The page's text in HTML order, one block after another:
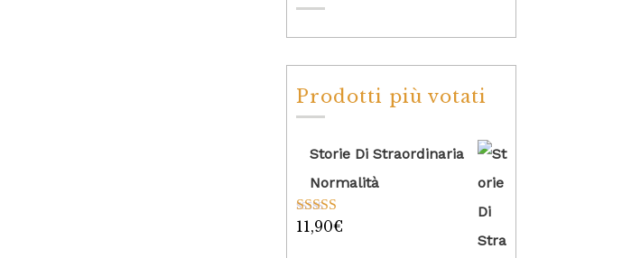
Prodotti più votati
Storie Di Straordinaria
Normalità
Valutato
11,90€